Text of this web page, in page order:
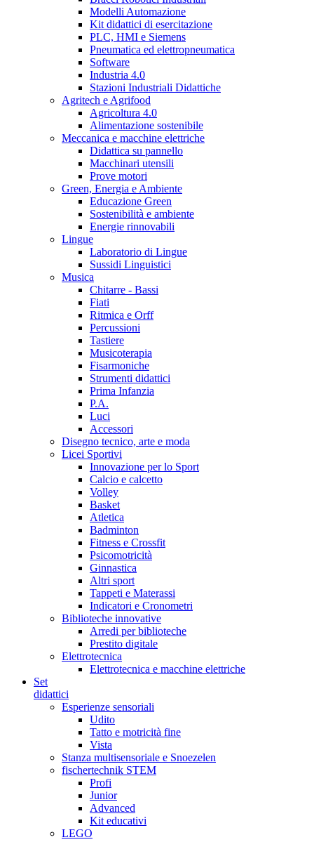
Modelli Automazione
Kit didattici di esercitazione
PLC, HMI e Siemens
Pneumatica ed elettropneumatica
Software
Industria 4.0
Stazioni Industriali Didattiche
Agritech e Agrifood
Agricoltura 4.0
Alimentazione sostenibile
Meccanica e macchine elettriche
Didattica su pannello
Macchinari utensili
Prove motori
Green, Energia e Ambiente
Educazione Green
Sostenibilità e ambiente
Energie rinnovabili
Lingue
Laboratorio di Lingue
Sussidi Linguistici
Musica
Chitarre - Bassi
Fiati
Ritmica e Orff
Percussioni
Tastiere
Musicoterapia
Fisarmoniche
Strumenti didattici
Prima Infanzia
P.A.
Luci
Accessori
Disegno tecnico, arte e moda
Licei Sportivi
Innovazione per lo Sport
Calcio e calcetto
Volley
Basket
Atletica
Badminton
Fitness e Crossfit
Psicomotricità
Ginnastica
Altri sport
Tappeti e Materassi
Indicatori e Cronometri
Biblioteche innovative
Arredi per biblioteche
Prestito digitale
Elettrotecnica
Elettrotecnica e macchine elettriche
Set
didattici
Esperienze sensoriali
Udito
Tatto e motricità fine
Vista
Stanza multisensoriale e Snoezelen
fischertechnik STEM
Profi
Junior
Advanced
Kit educativi
LEGO